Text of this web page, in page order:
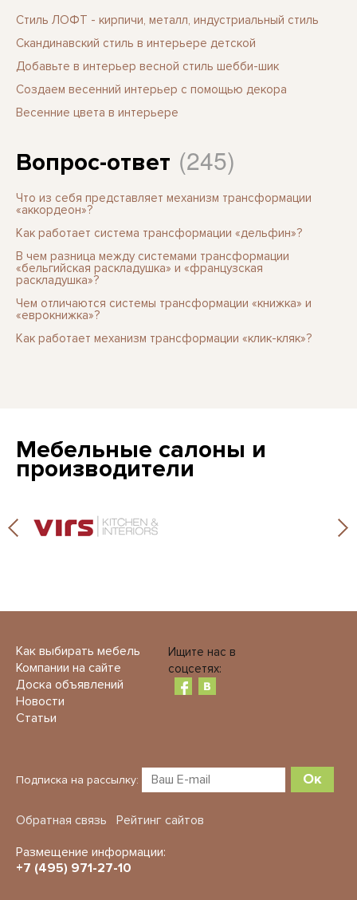
Стиль ЛОФТ - кирпичи, металл, индустриальный стиль
Скандинавский стиль в интерьере детской
Добавьте в интерьер весной стиль шебби-шик
Создаем весенний интерьер с помощью декора
Весенние цвета в интерьере
Вопрос-ответ (245)
Что из себя представляет механизм трансформации
«аккордеон»?
Как работает система трансформации «дельфин»?
В чем разница между системами трансформации
«бельгийская раскладушка» и «французская
раскладушка»?
Чем отличаются системы трансформации «книжка» и
«еврокнижка»?
Как работает механизм трансформации «клик-кляк»?
Мебельные салоны и
производители
Как выбирать мебель
Компании на сайте
Доска объявлений
Новости
Статьи
Ищите нас в
соцсетях:
Подписка на рассылку: Ок
Обратная связь
Рейтинг сайтов
Размещение информации:
+7 (495) 971-27-10